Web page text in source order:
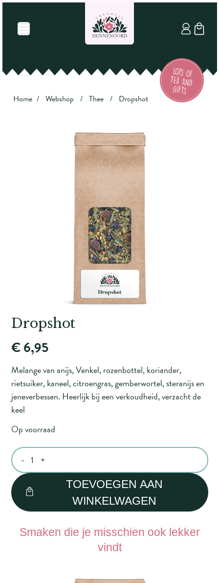
Home / Webshop / Thee / Dropshot
Dropshot
€ 6,95
Melange van anijs, Venkel, rozenbottel, koriander,
rietsuiker, kaneel, citroengras, gemberwortel, steranijs en
jeneverbessen. Heerlijk bij een verkoudheid, verzacht de
keel
Op voorraad
- 1 +
TOEVOEGEN AAN
WINKELWAGEN
Smaken die je misschien ook lekker
vindt